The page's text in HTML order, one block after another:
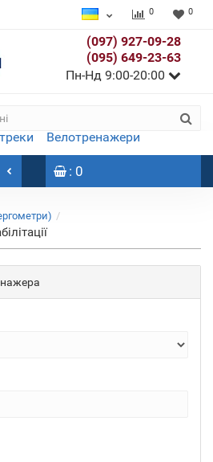
0 0
(097) 927-09-28
(095) 649-23-63
Пн-Нд 9:00-20:00
Велотренажери
: 0